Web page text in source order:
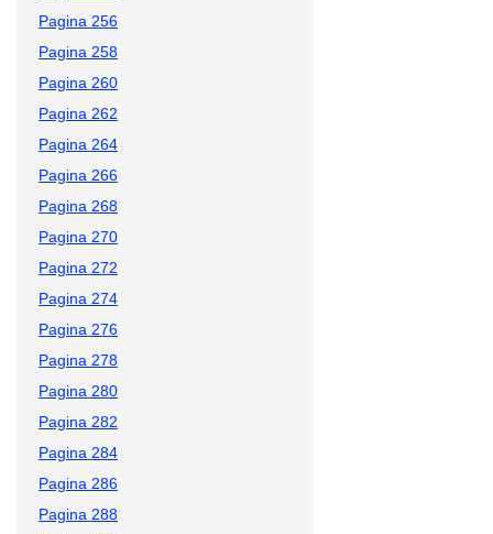
Pagina 256
Pagina 258
Pagina 260
Pagina 262
Pagina 264
Pagina 266
Pagina 268
Pagina 270
Pagina 272
Pagina 274
Pagina 276
Pagina 278
Pagina 280
Pagina 282
Pagina 284
Pagina 286
Pagina 288